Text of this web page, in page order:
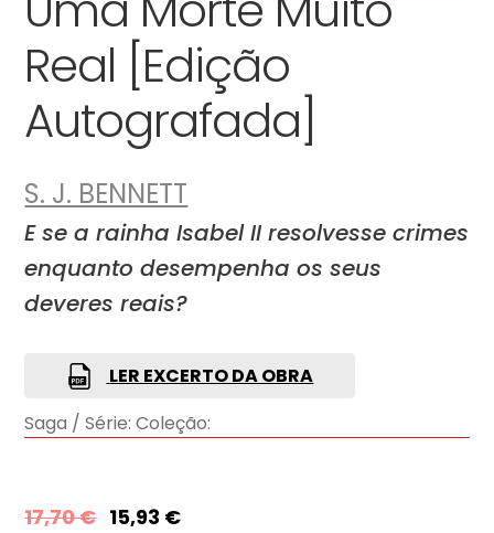
Real [Edição
Autografada]
S. J. BENNETT
E se a rainha Isabel II resolvesse crimes
enquanto desempenha os seus
deveres reais?
LER EXCERTO DA OBRA
Saga / Série: Coleção:
17,70€ 15,93 €